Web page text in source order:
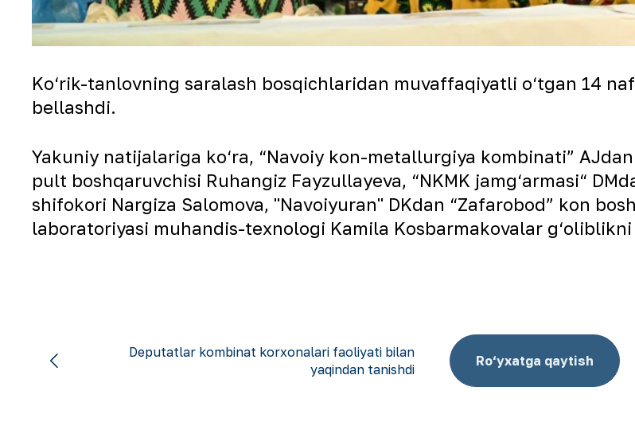
Ko‘rik-tanlovning saralash bosqichlaridan muvaffaqiyatli o‘tgan 14
bellashdi.
Yakuniy natijalariga ko‘ra, “Navoiy kon-metallurgiya kombinati”
pult boshqaruvchisi Ruhangiz Fayzullayeva, “NKMK jamg‘armasi“
shifokori Nargiza Salomova, "Navoiyuran" DKdan “Zafarobod” kon
laboratoriyasi muhandis-texnologi Kamila Kosbarmakovalar
Deputatlar kombinat korxonalari faoliyati bilan
yaqindan tanishdi
Ro‘yxatga qaytish